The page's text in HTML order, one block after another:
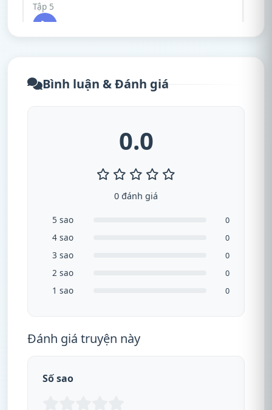
Tập 5
Bình luận & Đánh giá
0.0
0 đánh giá
5 sao 0
4 sao 0
3 sao 0
2 sao 0
1 sao 0
Đánh giá truyện này
Số sao